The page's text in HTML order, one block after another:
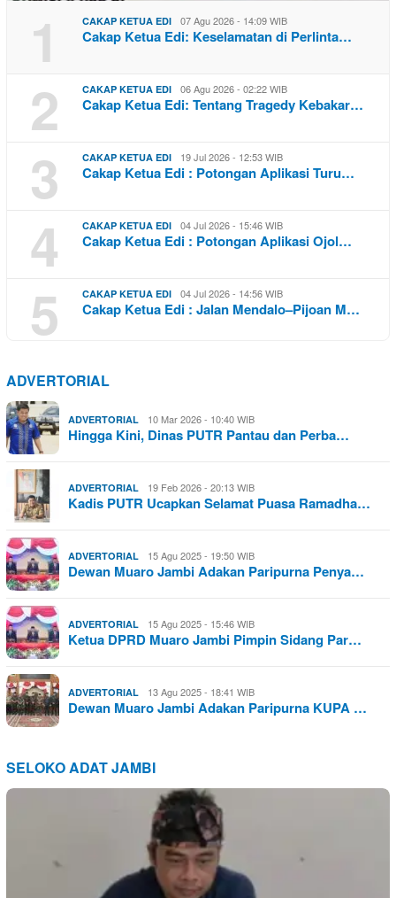
1 CAKAP KETUA EDI 07 Agu 2026 - 14:09 WIB
Cakap Ketua Edi: Keselamatan di Perlinta…
2 CAKAP KETUA EDI 06 Agu 2026 - 02:22 WIB
Cakap Ketua Edi: Tentang Tragedy Kebakar…
3 CAKAP KETUA EDI 19 Jul 2026 - 12:53 WIB
Cakap Ketua Edi : Potongan Aplikasi Turu…
4 CAKAP KETUA EDI 04 Jul 2026 - 15:46 WIB
Cakap Ketua Edi : Potongan Aplikasi Ojol…
5 CAKAP KETUA EDI 04 Jul 2026 - 14:56 WIB
Cakap Ketua Edi : Jalan Mendalo–Pijoan M…
ADVERTORIAL
ADVERTORIAL 10 Mar 2026 - 10:40 WIB
Hingga Kini, Dinas PUTR Pantau dan Perba…
ADVERTORIAL 19 Feb 2026 - 20:13 WIB
Kadis PUTR Ucapkan Selamat Puasa Ramadha…
ADVERTORIAL 15 Agu 2025 - 19:50 WIB
Dewan Muaro Jambi Adakan Paripurna Penya…
ADVERTORIAL 15 Agu 2025 - 15:46 WIB
Ketua DPRD Muaro Jambi Pimpin Sidang Par…
ADVERTORIAL 13 Agu 2025 - 18:41 WIB
Dewan Muaro Jambi Adakan Paripurna KUPA …
SELOKO ADAT JAMBI